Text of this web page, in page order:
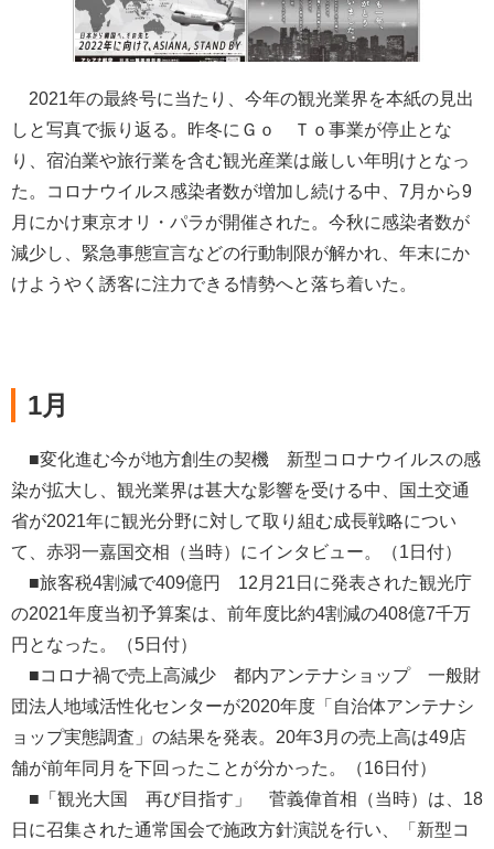
2021年の最終号に当たり、今年の観光業界を本紙の見出
しと写真で振り返る。昨冬にＧｏ Ｔｏ事業が停止とな
り、宿泊業や旅行業を含む観光産業は厳しい年明けとなっ
た。コロナウイルス感染者数が増加し続ける中、7月から9
月にかけ東京オリ・パラが開催された。今秋に感染者数が
減少し、緊急事態宣言などの行動制限が解かれ、年末にか
けようやく誘客に注力できる情勢へと落ち着いた。
1月
■変化進む今が地方創生の契機 新型コロナウイルスの感
染が拡大し、観光業界は甚大な影響を受ける中、国土交通
省が2021年に観光分野に対して取り組む成長戦略につい
て、赤羽一嘉国交相（当時）にインタビュー。（1日付）
■旅客税4割減で409億円 12月21日に発表された観光庁
の2021年度当初予算案は、前年度比約4割減の408億7千万
円となった。（5日付）
■コロナ禍で売上高減少 都内アンテナショップ 一般財
団法人地域活性化センターが2020年度「自治体アンテナシ
ョップ実態調査」の結果を発表。20年3月の売上高は49店
舗が前年同月を下回ったことが分かった。（16日付）
■「観光大国 再び目指す」 菅義偉首相（当時）は、18
日に召集された通常国会で施政方針演説を行い、「新型コ